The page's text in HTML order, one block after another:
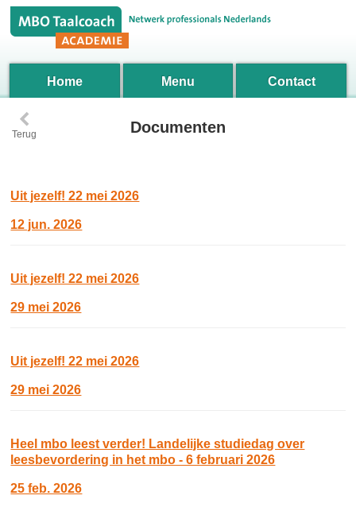
Home Menu Contact
‹
Terug Documenten
Uit jezelf! 22 mei 2026
12 jun. 2026
Uit jezelf! 22 mei 2026
29 mei 2026
Uit jezelf! 22 mei 2026
29 mei 2026
Heel mbo leest verder! Landelijke studiedag over
leesbevordering in het mbo - 6 februari 2026
25 feb. 2026